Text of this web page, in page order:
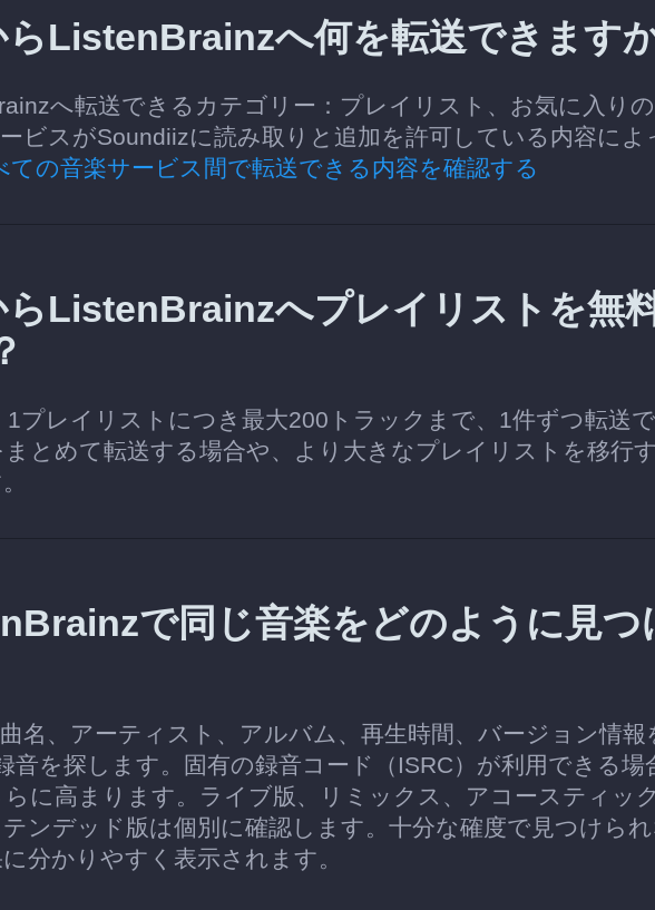
ListenBrainzへ何を転送できます
へ転送できるカテゴリー：プレイリスト、お気に入り
ビスがSoundiizに読み取りと追加を許可している内容によ
ての音楽サービス間で転送できる内容を確認する
ListenBrainzへプレイリストを無
プレイリストにつき最大200トラックまで、1件ずつ転送
とめて転送する場合や、より大きなプレイリストを移行
で同じ音楽をどのように見つ
名、アーティスト、アルバム、再生時間、バージョン情報
音を探します。固有の録音コード（ISRC）が利用できる場
に高まります。ライブ版、リミックス、アコースティック
ンデッド版は個別に確認します。十分な確度で見つけら
分かりやすく表示されます。